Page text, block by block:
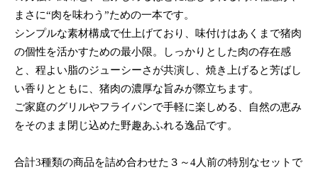
まさに“肉を味わう”ための一本です。
シンプルな素材構成で仕上げており、味付けはあくまで猪肉
の個性を活かすための最小限。しっかりとした肉の存在感
と、程よい脂のジューシーさが共演し、焼き上げると芳ばし
い香りとともに、猪肉の濃厚な旨みが際立ちます。
ご家庭のグリルやフライパンで手軽に楽しめる、自然の恵み
をそのまま閉じ込めた野趣あふれる逸品です。
合計3種類の商品を詰め合わせた３～4人前の特別なセットで